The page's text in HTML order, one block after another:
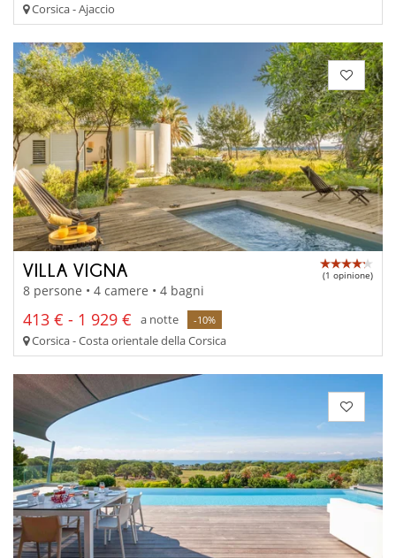
Corsica - Ajaccio
VILLA VIGNA (1 opinione)
8 persone • 4 camere • 4 bagni
413 € - 1 929 € a notte -10%
Corsica - Costa orientale della Corsica